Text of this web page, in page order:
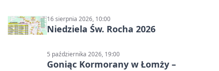
16 sierpnia 2026, 10:00
Niedziela Św. Rocha 2026
5 października 2026, 19:00
Goniąc Kormorany w Łomży –